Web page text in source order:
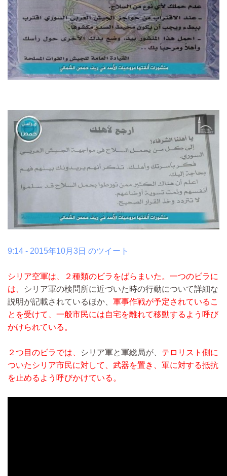
9:14 - 2015年10月3日 のツイート
シリア空軍は、２種類のビラをばらまいた。一つのビラに
は、
シリア軍の検問所に近づいた時の行動について詳細な
説明が記載されているほか、 軍事作戦が予定されているこ
とを受けて、一般市民には自宅を離れて移動するよう呼び
かけられている。
２つ目のビラでは、 シリア軍と軍総局が、 テロリスト側に
ついたシリア市民に対して、武器を置き、軍に対する抵抗
を止めるよう呼びかけている。